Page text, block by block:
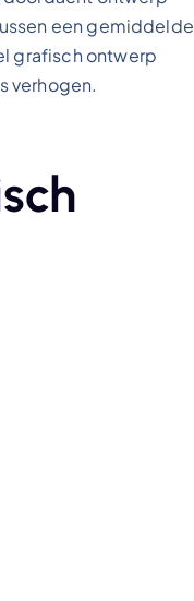
een gemiddelde
grafisch ontwerp
verhogen.